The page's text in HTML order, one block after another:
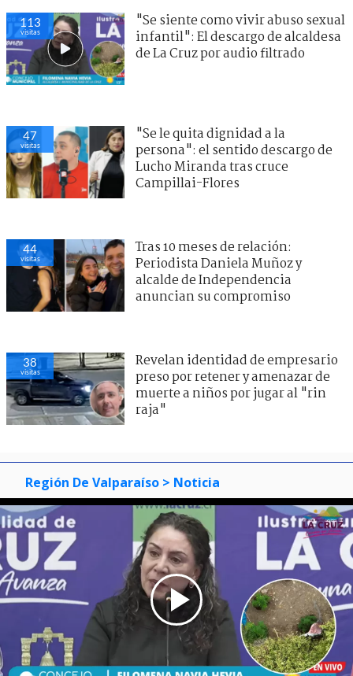
113
visitas
"Se siente como vivir abuso sexual
infantil": El descargo de alcaldesa
de La Cruz por audio filtrado
47
visitas
"Se le quita dignidad a la
persona": el sentido descargo de
Lucho Miranda tras cruce
Campillai-Flores
44
visitas
Tras 10 meses de relación:
Periodista Daniela Muñoz y
alcalde de Independencia
anuncian su compromiso
38
visitas
Revelan identidad de empresario
preso por retener y amenazar de
muerte a niños por jugar al "rin
raja"
Región De Valparaíso > Noticia